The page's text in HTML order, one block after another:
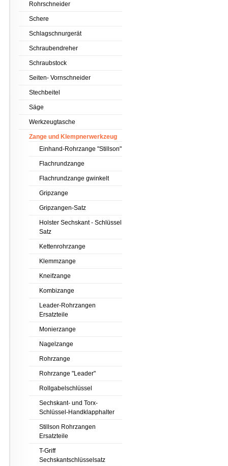
Rohrschneider
Schere
Schlagschnurgerät
Schraubendreher
Schraubstock
Seiten- Vornschneider
Stechbeitel
Säge
Werkzeugtasche
Zange und Klempnerwerkzeug
Einhand-Rohrzange "Stillson"
Flachrundzange
Flachrundzange gwinkelt
Gripzange
Gripzangen-Satz
Holster Sechskant - Schlüssel
Satz
Kettenrohrzange
Klemmzange
Kneifzange
Kombizange
Leader-Rohrzangen
Ersatzteile
Monierzange
Nagelzange
Rohrzange
Rohrzange "Leader"
Rollgabelschlüssel
Sechskant- und Torx-
Schlüssel-Handklapphalter
Stillson Rohrzangen
Ersatzteile
T-Griff
Sechskantschlüsselsatz